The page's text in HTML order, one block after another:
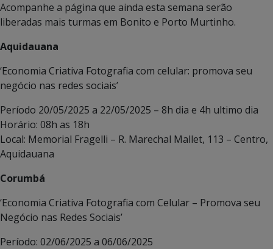
Acompanhe a página que ainda esta semana serão
liberadas mais turmas em Bonito e Porto Murtinho.
Aquidauana
‘Economia Criativa Fotografia com celular: promova seu
negócio nas redes sociais’
Período 20/05/2025 a 22/05/2025 – 8h dia e 4h ultimo dia
Horário: 08h as 18h
Local: Memorial Fragelli – R. Marechal Mallet, 113 – Centro,
Aquidauana
Corumbá
‘Economia Criativa Fotografia com Celular – Promova seu
Negócio nas Redes Sociais’
Período: 02/06/2025 a 06/06/2025